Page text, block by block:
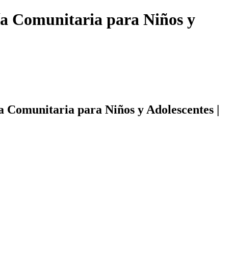
Comunitaria para Niños y
para Niños y Adolescentes |